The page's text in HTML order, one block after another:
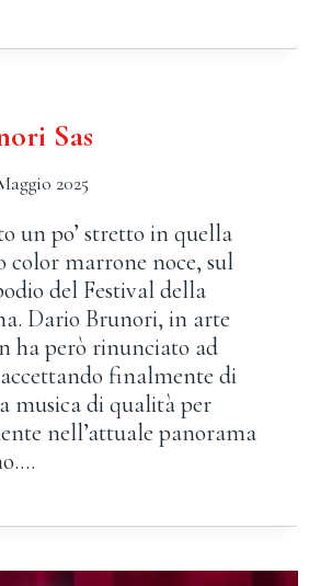
Sas
2025
un po’ stretto in quella
color marrone noce, sul
del Festival della
Dario Brunori, in arte
ha però rinunciato ad
accettando finalmente di
musica di qualità per
nell’attuale panorama